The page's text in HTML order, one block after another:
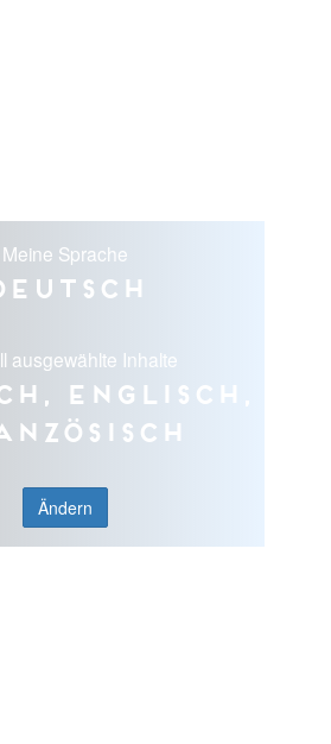
Meine Sprache
ausgewählte Inhalte
Englisch,
Ändern